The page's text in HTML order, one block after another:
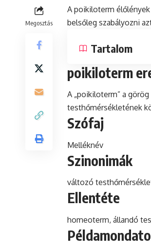
Megosztás
A poikiloterm
belsőleg szabályozni
Tartalom
poikiloterm
A „poikiloterm” a
testhőmérsékletének
Szófaj
Melléknév
Szinonimák
változó
Ellentéte
homeoterm, állandó